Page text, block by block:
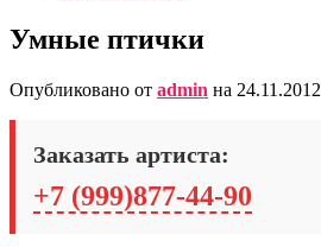
Умные птички
Опубликовано от admin на 24.11.2012
Заказать артиста:
+7 (999)877-44-90